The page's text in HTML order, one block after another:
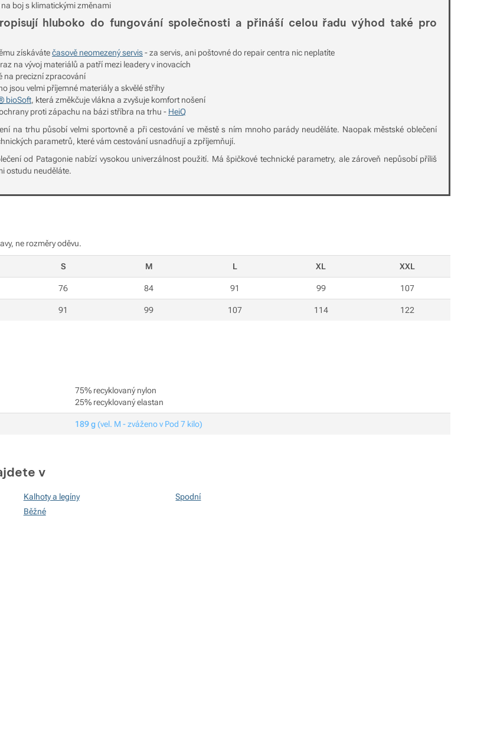
boj s klimatickými změnami
hluboko do fungování společnosti a přináší celou řadu výhod také pro
získávátečasově neomezený servis- za servis, ani poštovné do repair centra nic neplatíte
na vývoj materiálů a patří mezi leadery v inovacích
na precizní zpracování
jsou velmi příjemné materiály a skvělé střihy
bioSoft, která změkčuje vlákna a zvyšuje komfort nošení
proti zápachu na bázi stříbra na trhu - HeiQ
na trhu působí velmi sportovně a při cestování ve městě s ním mnoho parády neuděláte. Naopak městské oblečení
parametrů, které vám cestování usnadňují a zpříjemňují.
od Patagonie nabízí vysokou univerzálnost použití. Má špičkové technické parametry, ale zároveň nepůsobí příliš
ostudu neuděláte.
ne rozměry oděvu.
S M L XL XXL
76 84 91 99 107
91 99 107 114 122
75% recyklovaný nylon
25% recyklovaný elastan
189 g (vel. M - zváženo v Pod 7 kilo)
v
Kalhoty a legíny
Běžné
Spodní